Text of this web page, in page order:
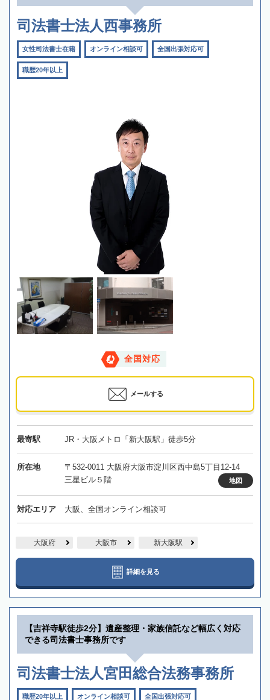
司法書士法人西事務所
女性司法書士在籍 オンライン相談可 全国出張対応可
職歴20年以上
全国対応
メールする
最寄駅 JR・大阪メトロ「新大阪駅」徒歩5分
所在地
〒532-0011 大阪府大阪市淀川区西中島5丁目12-14
三星ビル５階
地図
対応エリア 大阪、全国オンライン相談可
大阪府 大阪市 新大阪駅
詳細を見る
【吉祥寺駅徒歩2分】遺産整理・家族信託など幅広く対応
できる司法書士事務所です
司法書士法人宮田総合法務事務所
職歴20年以上 オンライン相談可 全国出張対応可